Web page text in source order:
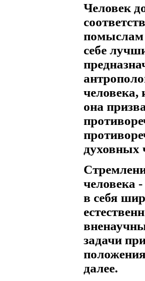
Человек
помыслам
себе
человека,
она
духовных
человека
в себя
задачи
далее.